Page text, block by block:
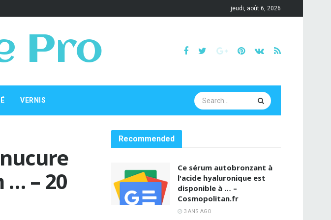
jeudi, août 6, 2026
Pro
VERNIS
… – 20
Recommended
Ce sérum autobronzant à
l'acide hyaluronique est
disponible à … –
Cosmopolitan.fr
3 ANS AGO